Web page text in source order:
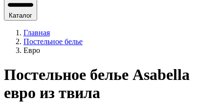
Каталог
Главная
Постельное белье
Евро
Постельное белье Asabella
евро из твила